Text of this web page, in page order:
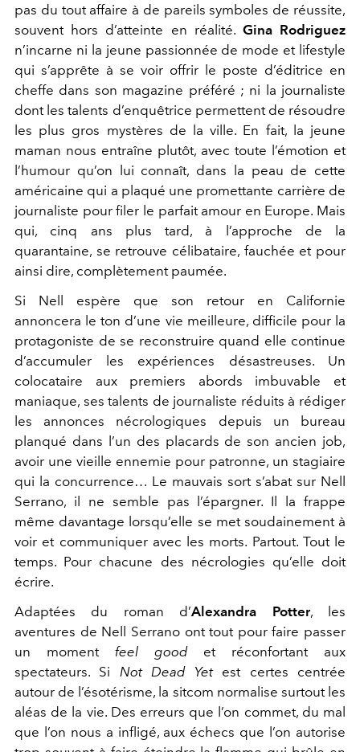
pas du tout affaire à de pareils symboles de réussite,
souvent hors d’atteinte en réalité. Gina Rodriguez
n’incarne ni la jeune passionnée de mode et lifestyle
qui s’apprête à se voir offrir le poste d’éditrice en
cheffe dans son magazine préféré ; ni la journaliste
dont les talents d’enquêtrice permettent de résoudre
les plus gros mystères de la ville. En fait, la jeune
maman nous entraîne plutôt, avec toute l’émotion et
l’humour qu’on lui connaît, dans la peau de cette
américaine qui a plaqué une promettante carrière de
journaliste pour filer le parfait amour en Europe. Mais
qui, cinq ans plus tard, à l’approche de la
quarantaine, se retrouve célibataire, fauchée et pour
ainsi dire, complètement paumée.
Si Nell espère que son retour en Californie
annoncera le ton d’une vie meilleure, difficile pour la
protagoniste de se reconstruire quand elle continue
d’accumuler les expériences désastreuses. Un
colocataire aux premiers abords imbuvable et
maniaque, ses talents de journaliste réduits à rédiger
les annonces nécrologiques depuis un bureau
planqué dans l’un des placards de son ancien job,
avoir une vieille ennemie pour patronne, un stagiaire
qui la concurrence… Le mauvais sort s’abat sur Nell
Serrano, il ne semble pas l’épargner. Il la frappe
même davantage lorsqu’elle se met soudainement à
voir et communiquer avec les morts. Partout. Tout le
temps. Pour chacune des nécrologies qu’elle doit
écrire.
Adaptées du roman d’Alexandra Potter, les
aventures de Nell Serrano ont tout pour faire passer
un moment feel goodet réconfortant aux
spectateurs. Si Not Dead Yet est certes centrée
autour de l’ésotérisme, la sitcom normalise surtout les
aléas de la vie. Des erreurs que l’on commet, du mal
que l’on nous a infligé, aux échecs que l’on autorise